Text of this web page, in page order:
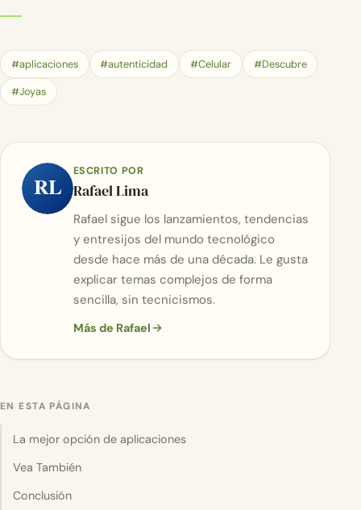
#aplicaciones #autenticidad #Celular #Descubre
#Joyas
RL
ESCRITO POR
Rafael Lima
Rafael sigue los lanzamientos, tendencias
y entresijos del mundo tecnológico
desde hace más de una década. Le gusta
explicar temas complejos de forma
sencilla, sin tecnicismos.
Más de Rafael
EN ESTA PÁGINA
La mejor opción de aplicaciones
Vea También
Conclusión